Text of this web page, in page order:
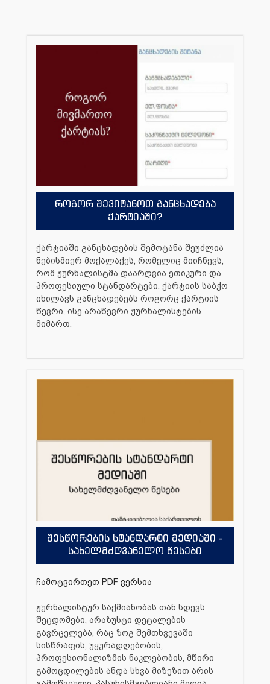
როგორ შევიტანოთ განცხადება
ქარტიაში?
ქარტიაში განცხადების შემოტანა შეუძლია
ნებისმიერ მოქალაქეს, რომელიც მიიჩნევს,
რომ ჟურნალისტმა დაარღვია ეთიკური და
პროფესიული სტანდარტები. ქარტიის საბჭო
იხილავს განცხადებებს როგორც ქარტიის
წევრი, ისე არაწევრი ჟურნალისტების
მიმართ.
შესწორების სტანდარტი მედიაში -
სახელმძღვანელო წესები
ჩამოტვირთეთ PDF ვერსია
ჟურნალისტურ საქმიანობას თან სდევს
შეცდომები, არაზუსტი დეტალების
გავრცელება, რაც ზოგ შემთხვევაში
სისწრაფის, უყურადღებობის,
პროფესიონალიზმის ნაკლებობის, მწირი
გამოცდილების ანდა სხვა მიზეზით არის